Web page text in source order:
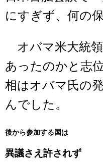
にすぎず、何の
オバマ米大統
あったのかと志
相はオバマ氏の
んでした。
後から参加する国は
異議さえ許されず